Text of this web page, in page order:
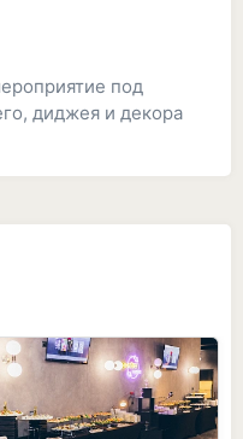
под
диджея и декора